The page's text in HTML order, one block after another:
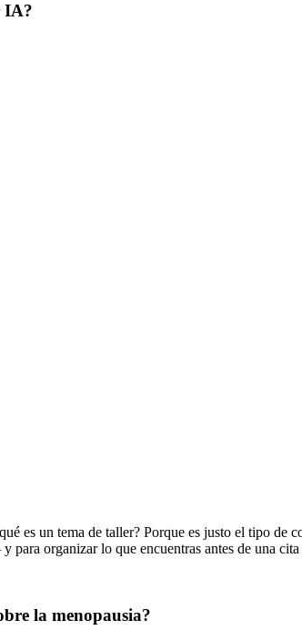
IA?
es un tema de taller? Porque es justo el tipo
para organizar lo que encuentras antes de una cita
la menopausia?